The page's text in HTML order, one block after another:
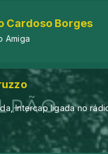
Cardoso Borges
Amiga
Intercap ligada no